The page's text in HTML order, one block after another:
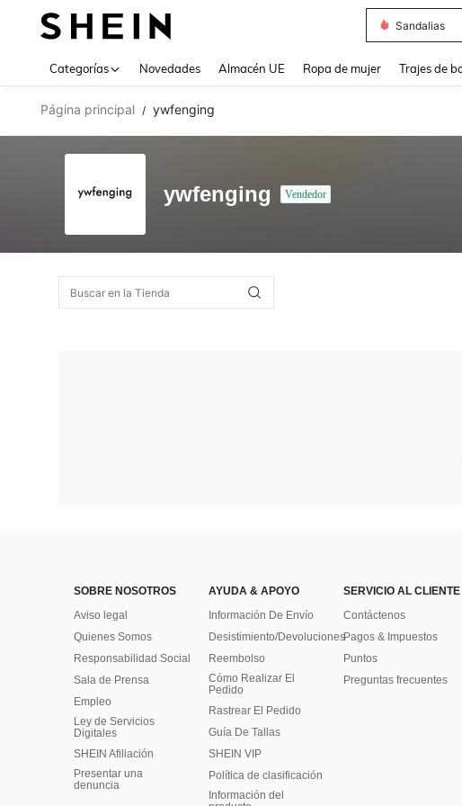
Sandalias
Categorías Novedades Almacén UE Ropa de mujer Trajes de
Página principal / ywfenging
ywfenging Vendedor
SOBRE NOSOTROS
Aviso legal
Quienes Somos
Responsabilidad Social
Sala de Prensa
Empleo
Ley de Servicios
Digitales
SHEIN Afiliación
Presentar una
denuncia
AYUDA & APOYO
Información De Envío
Desistimiento/Devoluciones
Reembolso
Cómo Realizar El
Pedido
Rastrear El Pedido
Guía De Tallas
SHEIN VIP
Política de clasificación
​Información del
SERVICIO AL CLIENTE
Contáctenos
Pagos & Impuestos
Puntos
Preguntas frecuentes